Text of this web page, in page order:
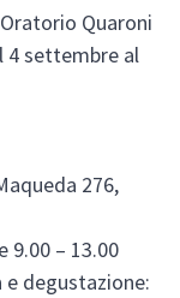
Quaroni
4 settembre al
276,
9.00 – 13.00
degustazione: